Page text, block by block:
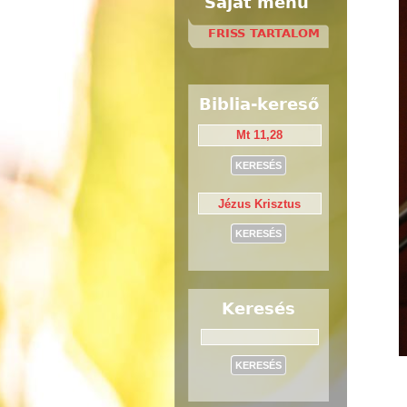
FRISS TARTALOM
Biblia-kereső
Keresés